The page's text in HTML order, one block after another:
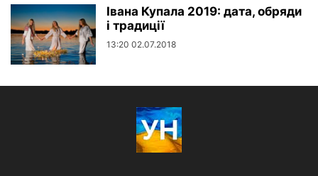
Івана Купала 2019: дата, обряди
і традиції
13:20 02.07.2018